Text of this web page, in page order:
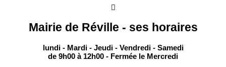
Mairie de Réville - ses horaires
lundi - Mardi - Jeudi - Vendredi - Samedi
de 9h00 à 12h00 - Fermée le Mercredi